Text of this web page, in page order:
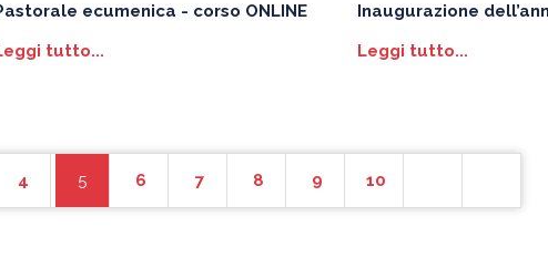
ecumenica - corso ONLINE
tutto...
Inaugurazione
Leggi tutto...
4 5 6 7 8 9 10